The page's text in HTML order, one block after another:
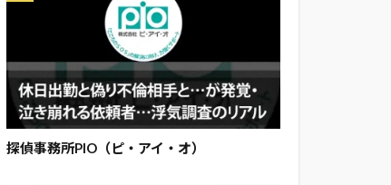
探偵事務所PIO（ピ・アイ・オ）